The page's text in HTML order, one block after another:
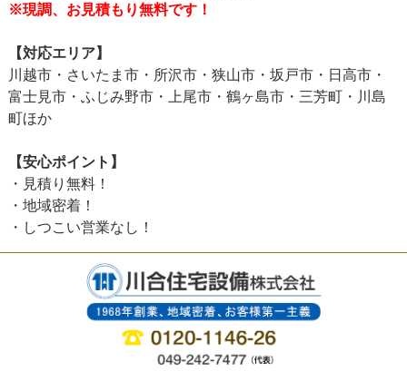
※現調、お見積もり無料です！
【対応エリア】
川越市・さいたま市・所沢市・狭山市・坂戸市・日高市・
富士見市・ふじみ野市・上尾市・鶴ヶ島市・三芳町・川島
町ほか
【安心ポイント】
・見積り無料！
・地域密着！
・しつこい営業なし！